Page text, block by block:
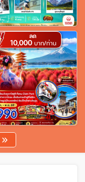
ลด
10,000 บาท/ท่าน